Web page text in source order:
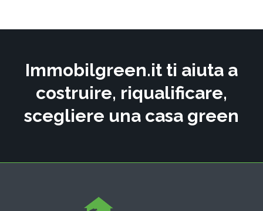
Immobilgreen.it ti aiuta a
costruire, riqualificare,
scegliere una casa green